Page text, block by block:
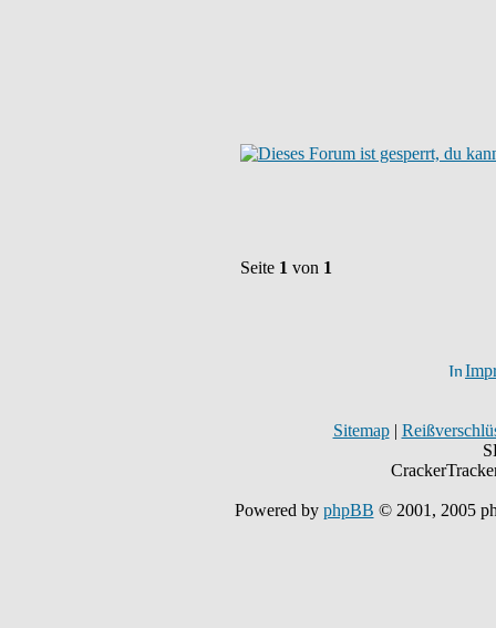
Seite 1 von 1
Sitemap|
Powered by phpBB © 2001, 2005